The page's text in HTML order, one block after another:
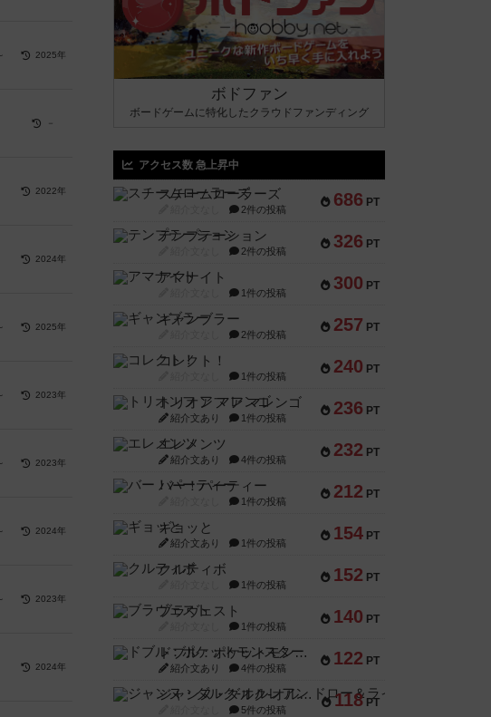
2025年
－
2022年
2024年
2025年
2023年
2023年
2024年
2023年
2024年
ボドファン
ボードゲームに特化したクラウドファンディング
アクセス数 急上昇中
686 PT
スチームローラーズ
2件の投稿
326 PT
テンプテーション
2件の投稿
300 PT
アマナイト
1件の投稿
257 PT
ギャンブラー
2件の投稿
240 PT
コレクト！
1件の投稿
236 PT
トリオンフ ア マレンゴ
紹介文あり 1件の投稿
232 PT
エレメンツ
紹介文あり 4件の投稿
212 PT
バー！パーティー
1件の投稿
154 PT
ギョッと
紹介文あり 1件の投稿
152 PT
クルティボ
1件の投稿
140 PT
ブラヴェスト
1件の投稿
122 PT
ドブル：ポケットモンスター
紹介文あり 4件の投稿
118 PT
ジャンヌ・ダルク-オルレアン ドロー＆ライト
5件の投稿